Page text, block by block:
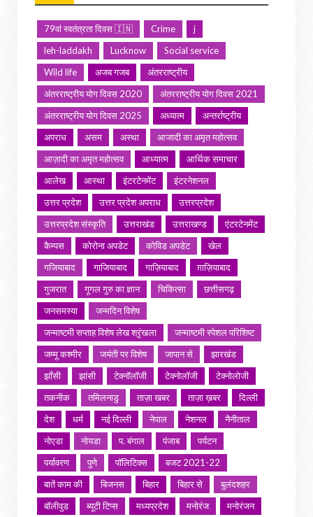
79वां स्वतंत्रता दिवस 🇮🇳 Crime
j
leh-laddakh
Lucknow
Social service
Wild life
अजब गजब
अंतरराष्ट्रीय
अंतरराष्ट्रीय योग दिवस 2020
अंतरराष्ट्रीय योग दिवस 2021
अंतरराष्ट्रीय योग दिवस 2025
अध्यात्म
अन्तर्राष्ट्रीय
अपराध
असम अस्था
आजादी का अमृत महोत्सव
आज़ादी का अमृत महोत्सव
आध्यात्म
आर्थिक समाचार
आलेख
आस्था इंटरटेनमेंट
इंटरनेशनल
उत्तर प्रदेश
उत्तर प्रदेश अपराध
उत्तरप्रदेश
उत्तरप्रदेश संस्कृति
उत्तराखंड उत्तराखण्ड
एंटरटेनमेंट
कैम्पस
कोरोना अपडेट कोविड अपडेट
खेल
गजियाबाद
गाजियाबाद गाज़ियाबाद
ग़ाज़ियाबाद
गुजरात
गूगल गुरु का ज्ञान चिकित्सा
छत्तीसगढ़
जनसमस्या
जन्मदिन विशेष
जन्माष्टमी सप्ताह विशेष लेख श्रृंखला
जन्माष्टमी स्पेशल परिशिष्ट
जम्मू कश्मीर
जयंती पर विशेष जापान से
झारखंड
झाँसी
झांसी टेक्नॉलॉजी टेक्नोलॉजी
टेक्नोलोजी
तकनीक
तमिलनाडु ताज़ा खबर ताज़ा ख़बर
दिल्ली
देश
धर्म नई दिल्ली नेपाल नेशनल
नैनीताल
नोएडा
नोयडा प. बंगाल पंजाब
पर्यटन
पर्यावरण
पुणे पॉलिटिक्स
बजट 2021-22
बातें काम की
बिजनस बिहार बिहार से
बुलंदशहर
बॉलीवुड
ब्यूटी टिप्स मध्यप्रदेश मनोरंज
मनोरंजन